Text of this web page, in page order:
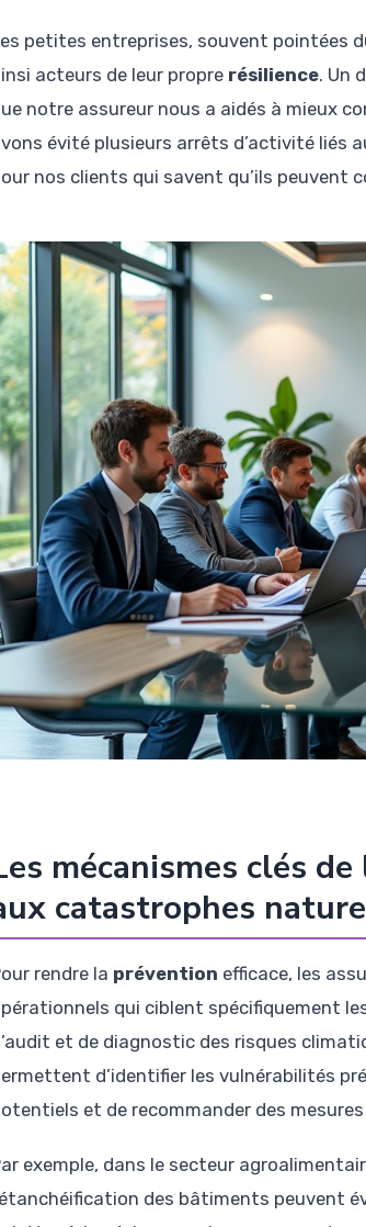
petites entreprises, souvent pointées
acteurs de leur propre résilience. Un
notre assureur nous a aidés à mieux
évité plusieurs arrêts d’activité liés
nos clients qui savent qu’ils peuvent
mécanismes clés
catastrophes
rendre la prévention efficace, les
qui ciblent spécifiquement
et de diagnostic des risques
d’identifier les vulnérabilités
et de recommander des
exemple, dans le secteur
des bâtiments peuvent